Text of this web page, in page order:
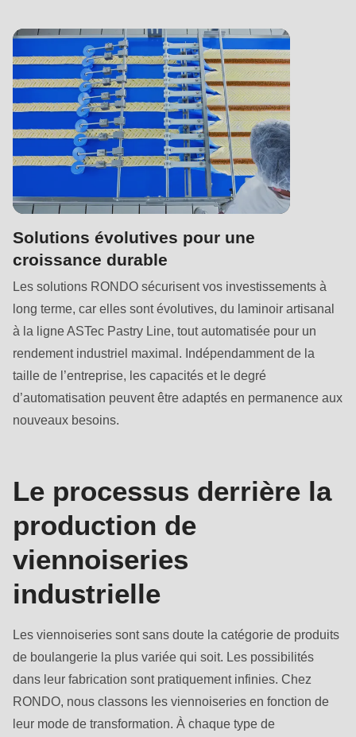
parameter
#1
($string)
of
is
in
Drupal\rondo_contact\ContactService-
>Drupal\rondo_contact\
{closure}
(line
597
modules/custom/rondo_contact/src/ContactService.php
Passing
null
to
parameter
#1
of
type
string
is
deprecated
Solutions évolutives pour une
croissance durable
Les solutions RONDO sécurisent vos investissements à
long terme, car elles sont évolutives, du laminoir artisanal
à la ligne ASTec Pastry Line, tout automatisée pour un
rendement industriel maximal. Indépendamment de la
taille de l’entreprise, les capacités et le degré
d’automatisation peuvent être adaptés en permanence aux
nouveaux besoins.
Le processus derrière la
production de
viennoiseries
industrielle
Les viennoiseries sont sans doute la catégorie de produits
de boulangerie la plus variée qui soit. Les possibilités
dans leur fabrication sont pratiquement infinies. Chez
RONDO, nous classons les viennoiseries en fonction de
leur mode de transformation. À chaque type de